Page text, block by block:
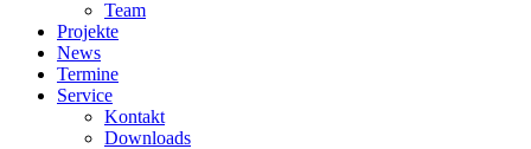
Team
Projekte
News
Termine
Service
Kontakt
Downloads